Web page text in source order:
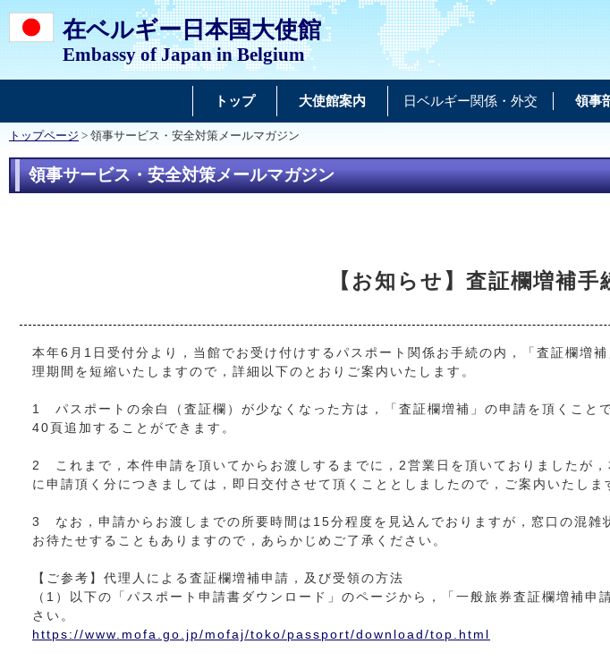
在ベルギー日本国大使館
Embassy of Japan in Belgium
トップ 大使館案内 日ベルギー関係・外交 領事
トップページ > 領事サービス・安全対策メールマガジン
領事サービス・安全対策メールマガジン
【お知らせ】査証欄増補
本年6月1日受付分より，当館でお受け付けするパスポート関係お手続の内，「査証欄増
理期間を短縮いたしますので，詳細以下のとおりご案内いたします。
1 パスポートの余白（査証欄）が少なくなった方は，「査証欄増補」の申請を頂くこと
40頁追加することができます。
2 これまで，本件申請を頂いてからお渡しするまでに，2営業日を頂いておりましたが
に申請頂く分につきましては，即日交付させて頂くこととしましたので，ご案内いたしま
3 なお，申請からお渡しまでの所要時間は15分程度を見込んでおりますが，窓口の混雑
お待たせすることもありますので，あらかじめご了承ください。
【ご参考】代理人による査証欄増補申請，及び受領の方法
（1）以下の「パスポート申請書ダウンロード」のページから，「一般旅券査証欄増補申
さい。
https://www.mofa.go.jp/mofaj/toko/passport/download/top.html